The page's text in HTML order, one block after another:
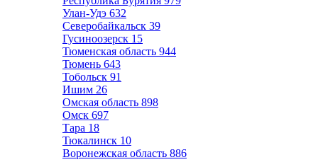
Улан-Удэ 632
Северобайкальск 39
Гусиноозерск 15
Тюменская область 944
Тюмень 643
Тобольск 91
Ишим 26
Омская область 898
Омск 697
Тара 18
Тюкалинск 10
Воронежская область 886